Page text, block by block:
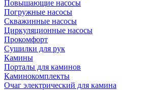
Повышающие насосы
Погружные насосы
Скважинные насосы
Циркуляционные насосы
Прокомфорт
Сушилки для рук
Камины
Порталы для каминов
Каминокомплекты
Очаг электрический для камина